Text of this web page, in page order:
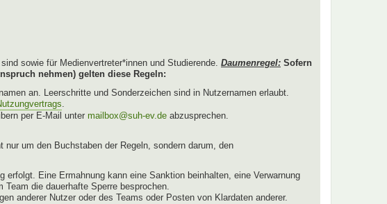
sowie für Medienvertreter*innen und Studierende. Daumenregel: Sofern
nehmen) gelten diese Regeln:
an. Leerschritte und Sonderzeichen sind in Nutzernamen erlaubt.
per E-Mail unter mailbox@suh-ev.de abzusprechen.
nur um den Buchstaben der Regeln, sondern darum, den
erfolgt. Eine Ermahnung kann eine Sanktion beinhalten, eine Verwarnung
die dauerhafte Sperre besprochen.
anderer Nutzer oder des Teams oder Posten von Klardaten anderer.